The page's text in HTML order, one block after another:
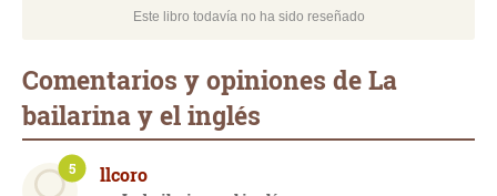
Este libro todavía no ha sido reseñado
Comentarios y opiniones de La
bailarina y el inglés
llcoro
5